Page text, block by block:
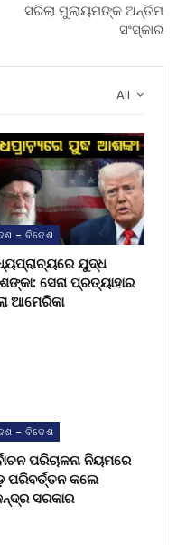
ସରିଲା ମୁଲାୟମଙ୍କ ଅନ୍ତିମ
ସଂସ୍କାର
All
- ବିଦେଶ
ଯୁଦ୍ଧ
ସେନା ପ୍ରତ୍ୟାହାର
ଆମେରିକା
- ବିଦେଶ
ପରିଚାଳନା ନିୟମରେ
ପରିବର୍ତ୍ତନ କଲେ
ସରକାର